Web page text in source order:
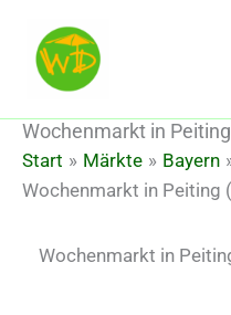
Inhalt
springen
Wochenmarkt in
Start Märkte
Bayern
Wochenmarkt in Peiting
Wochenmarkt in